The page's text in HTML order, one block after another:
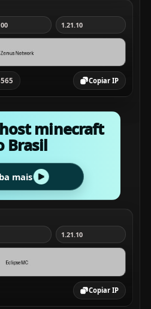
Copiar IP
1.21.10
minecraft
Brasil
mais
Copiar IP
1.21.10